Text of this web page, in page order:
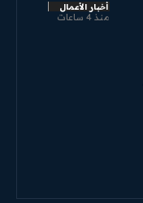
أخبار الأعمال
منذ 4 ساعات